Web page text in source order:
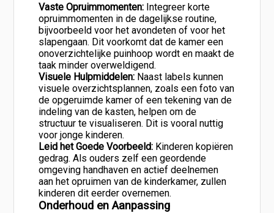
Vaste Opruimmomenten: Integreer korte
opruimmomenten in de dagelijkse routine,
bijvoorbeeld voor het avondeten of voor het
slapengaan. Dit voorkomt dat de kamer een
onoverzichtelijke puinhoop wordt en maakt de
taak minder overweldigend.
Visuele Hulpmiddelen: Naast labels kunnen
visuele overzichtsplannen, zoals een foto van
de opgeruimde kamer of een tekening van de
indeling van de kasten, helpen om de
structuur te visualiseren. Dit is vooral nuttig
voor jonge kinderen.
Leid het Goede Voorbeeld: Kinderen kopiëren
gedrag. Als ouders zelf een geordende
omgeving handhaven en actief deelnemen
aan het opruimen van de kinderkamer, zullen
kinderen dit eerder overnemen.
Onderhoud en Aanpassing